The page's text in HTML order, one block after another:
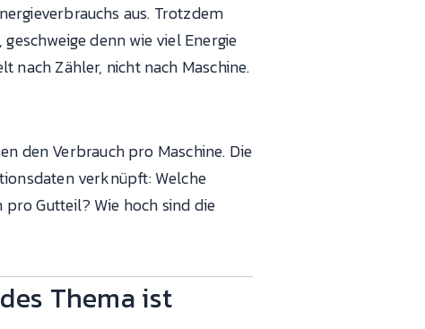
aus. Trotzdem
denn wie viel Energie
Zähler, nicht nach Maschine.
den Verbrauch pro Maschine. Die
verknüpft: Welche
Gutteil? Wie hoch sind die
Thema ist